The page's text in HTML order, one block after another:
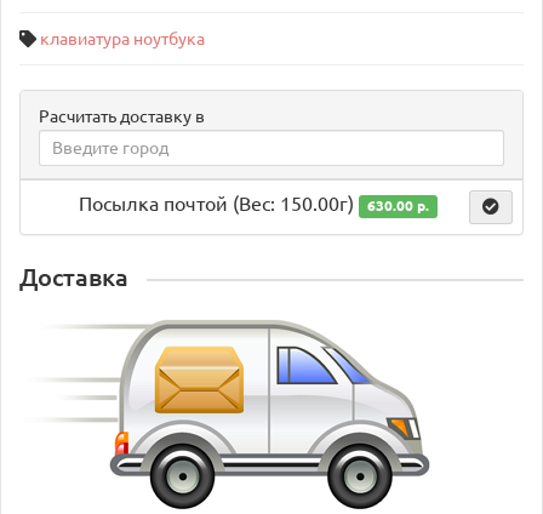
клавиатура ноутбука
Расчитать доставку в
Посылка почтой (Вес: 150.00г) 630.00 р.
Доставка